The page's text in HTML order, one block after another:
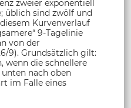
zweier exponentiell
üblich sind zwölf und
Kurvenverlauf
9-Tagelinie
von der
9). Grundsätzlich gilt:
wenn die schnellere
nach oben
im Falle eines